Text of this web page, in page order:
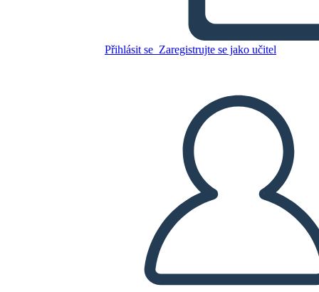
Přihlásit se Zaregistrujte se jako učitel
Zkopírujte tento scénář
VYTVOŘIT STORYBOARD
PŘEČTI MI